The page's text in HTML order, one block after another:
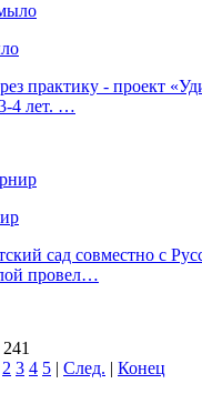
практику - проект
4 лет. …
сад совместно с
провел…
2 3 4 5 | След. | Конец